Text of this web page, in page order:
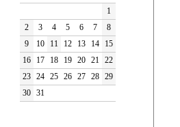
1
2
3 4 5 6 7
8
9
10 11 12 13 14
15
16
17 18 19 20 21 22
23 24 25 26 27 28 29
30 31